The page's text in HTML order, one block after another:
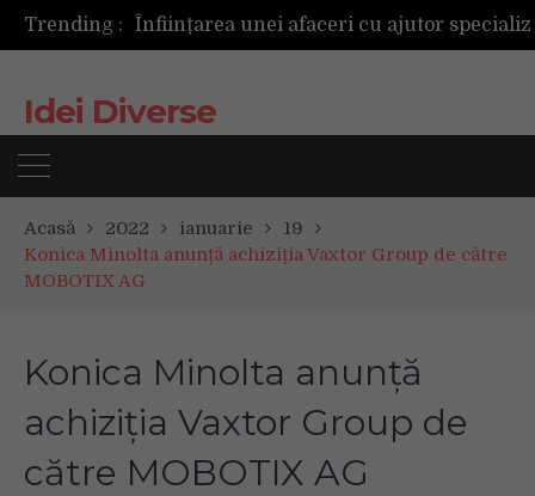
Trending :
Idei Diverse
Acasă 2022 ianuarie
19
Konica Minolta anunță achiziția Vaxtor Group de către
MOBOTIX AG
Konica Minolta anunță
achiziția Vaxtor Group de
către MOBOTIX AG